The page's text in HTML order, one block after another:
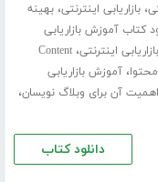
،بازاریابی اینترنتی،بهینه
کتاب آموزش بازاریابی
بازاریابی اینترنتی،Content
،آموزش بازاریابی
اهمیت آن برای وبلاگ نویسان،
دانلود کتاب